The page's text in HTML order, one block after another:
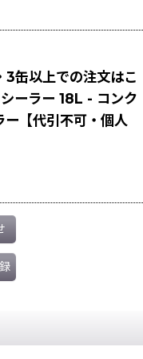
3缶以上での注文はこ
ーラー 18L - コンク
ー【代引不可・個人